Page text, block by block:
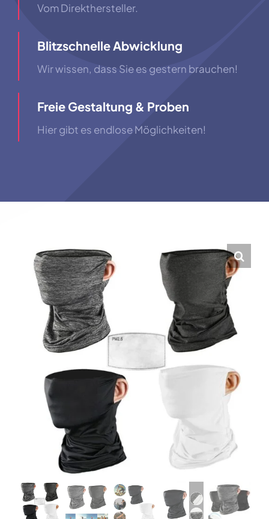
Vom Direkthersteller.
Blitzschnelle Abwicklung
Wir wissen, dass Sie es gestern brauchen!
Freie Gestaltung & Proben
Hier gibt es endlose Möglichkeiten!